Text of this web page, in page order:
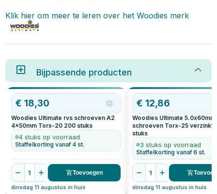
Klik hier om meer te leren over hetWoodies merk
Bijpassende producten
€18,30
Woodies Ultimate rvs schroeven A2
4x50mm Torx-20 200 stuks
4 stuks op voorraad
Staffelkorting vanaf 4 st.
1 Toevoegen
dinsdag 11 augustus in huis
€12,86
Woodies Ultimate 5.0x60mm
schroeven Torx-25 verzinkt
stuks
3 stuks op voorraad
Staffelkorting vanaf 6 st.
1
dinsdag 11 augustus in huis